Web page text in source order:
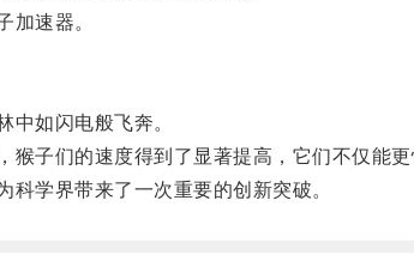
速器。
如闪电般飞奔。
们的速度得到了显著提高，它们不仅能更
学界带来了一次重要的创新突破。